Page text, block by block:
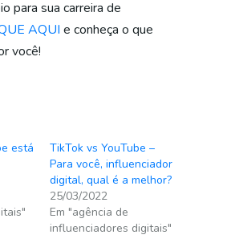
para sua carreira de
AQUI e conheça o que
você!
está
TikTok vs YouTube –
Para você, influenciador
digital, qual é a melhor?
25/03/2022
Em "agência de
influenciadores digitais"